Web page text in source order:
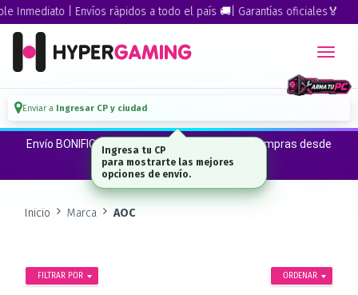
Inmediato | Envíos rápidos a todo el país 🚚| Garantías oficiales🏅
Enviar a Ingresar CP y ciudad
Envío BONIFICADO a CABA · GBA ·La Plata en compras desde
$300.000*
Inicio Marca AOC
ORDENAR
FILTRAR POR
Ingresa tu CP
para mostrarte las mejores
opciones de envío.